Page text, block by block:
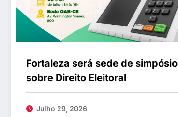
Fortaleza será sede de simpósio
sobre Direito Eleitoral
Julho 29, 2026